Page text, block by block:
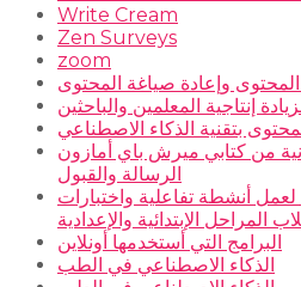
Write Cream
Zen Surveys
zoom
وإعادة صياغة المحتوى
إنتاجية المعلمين والباحثين
بتقنية الذكاء الاصطناعي
من كتابي ميرش باي أمازون
الرسالة والقبول
أنشطة تفاعلية واختبارات
المراحل الإبتدائية والإعدادية
البرامج التي أستخدمها أونلاين
الذكاء الاصطناعي في الطب